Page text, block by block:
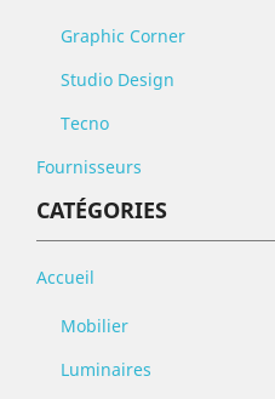
Graphic Corner
Studio Design
Tecno
Fournisseurs
CATÉGORIES
Accueil
Mobilier
Luminaires